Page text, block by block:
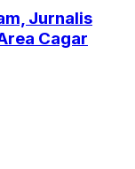
Jurnalis
Cagar